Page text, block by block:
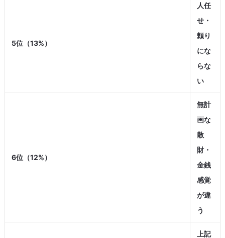
5位（13%）
人任
せ・
頼り
にな
らな
い
6位（12%）
無計
画な
散
財・
金銭
感覚
が違
う
上記